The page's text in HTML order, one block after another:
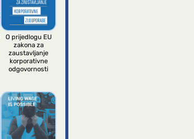
O prijedlogu EU
zakona za
zaustavljanje
korporativne
odgovornosti